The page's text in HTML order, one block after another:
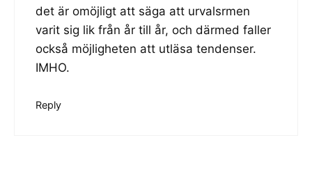
det är omöjligt att säga att urvalsrmen
varit sig lik från år till år, och därmed faller
också möjligheten att utläsa tendenser.
IMHO.
Reply